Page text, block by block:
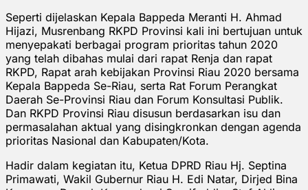
Seperti dijelaskan Kepala Bappeda Meranti H. Ahmad
Hijazi, Musrenbang RKPD Provinsi kali ini bertujuan untuk
menyepakati berbagai program prioritas tahun 2020
yang telah dibahas mulai dari rapat Renja dan rapat
RKPD, Rapat arah kebijakan Provinsi Riau 2020 bersama
Kepala Bappeda Se-Riau, serta Rat Forum Perangkat
Daerah Se-Provinsi Riau dan Forum Konsultasi Publik.
Dan RKPD Provinsi Riau disusun berdasarkan isu dan
permasalahan aktual yang disingkronkan dengan agenda
prioritas Nasional dan Kabupaten/Kota.
Hadir dalam kegiatan itu, Ketua DPRD Riau Hj. Septina
Primawati, Wakil Gubernur Riau H. Edi Natar, Dirjed Bina